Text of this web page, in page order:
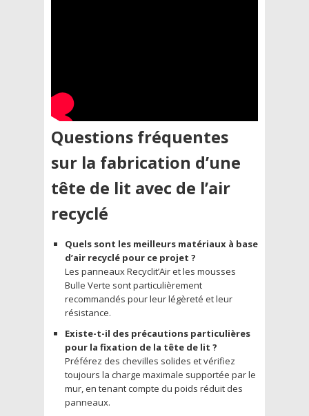
Questions fréquentes
sur la fabrication d’une
tête de lit avec de l’air
recyclé
Quels sont les meilleurs matériaux à base
d’air recyclé pour ce projet ?
Les panneaux Recyclit’Air et les mousses
Bulle Verte sont particulièrement
recommandés pour leur légèreté et leur
résistance.
Existe-t-il des précautions particulières
pour la fixation de la tête de lit ?
Préférez des chevilles solides et vérifiez
toujours la charge maximale supportée par le
mur, en tenant compte du poids réduit des
panneaux.